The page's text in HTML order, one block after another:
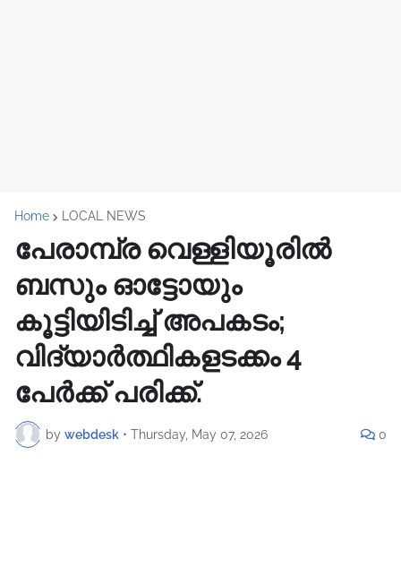
Home LOCAL NEWS
പേരാമ്പ്ര വെള്ളിയൂരിൽ
ബസും ഓട്ടോയും
കൂട്ടിയിടിച്ച് അപകടം;
വിദ്യാർത്ഥികളടക്കം 4
പേർക്ക് പരിക്ക്.
by webdesk • Thursday, May 07, 2026 0